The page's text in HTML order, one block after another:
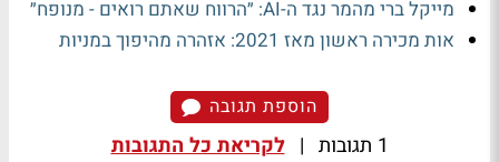
מייקל ברי מהמר נגד ה-AI: ״הרווח שאתם רואים - מנופח״
אות מכירה ראשון מאז 2021: אזהרה מהיפוך במניות
הוספת תגובה
1 תגובות | לקריאת כל התגובות